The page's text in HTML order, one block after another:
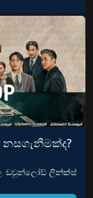
නසගැනීමක්ද?
ඩවුන්ලෝඩ් ලින්ක්ස්